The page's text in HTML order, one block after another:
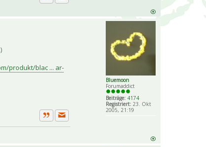
ZitatPrivate Nachricht senden
Bluemoon
Forumaddict
Beiträge: 4174
Registriert: 23. Okt
2005, 21:19
produkt/blac ... ar-
ZitatPrivate Nachricht senden